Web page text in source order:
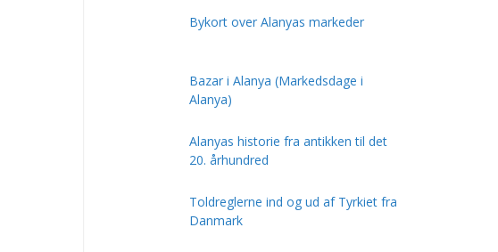
Bykort over Alanyas markeder
Bazar i Alanya (Markedsdage i
Alanya)
Alanyas historie fra antikken til det
20. århundred
Toldreglerne ind og ud af Tyrkiet fra
Danmark